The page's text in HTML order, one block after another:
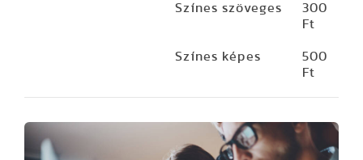
Színes szöveges
300
Ft
Színes képes
500
Ft